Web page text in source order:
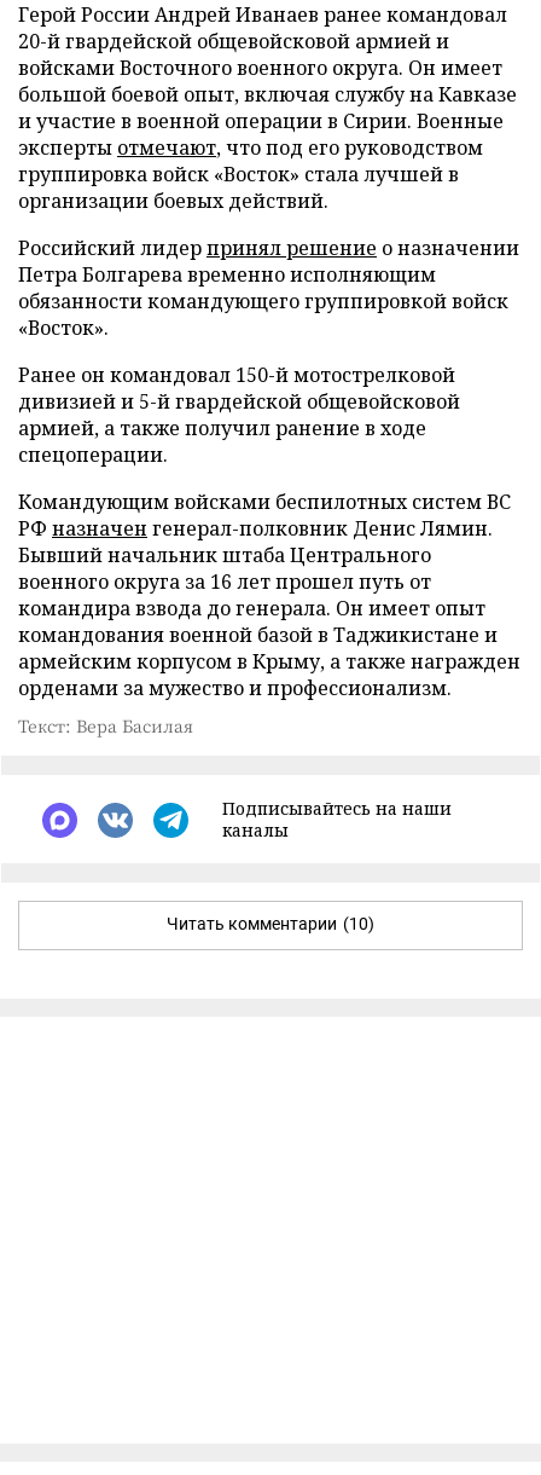
Герой России Андрей Иванаев ранее командовал
20-й гвардейской общевойсковой армией и
войсками Восточного военного округа. Он имеет
большой боевой опыт, включая службу на Кавказе
и участие в военной операции в Сирии. Военные
эксперты отмечают, что под его руководством
группировка войск «Восток» стала лучшей в
организации боевых действий.
Российский лидерпринял решение о назначении
Петра Болгарева временно исполняющим
обязанности командующего группировкой войск
«Восток».
Ранее он командовал 150-й мотострелковой
дивизией и 5-й гвардейской общевойсковой
армией, а также получил ранение в ходе
спецоперации.
Командующим войсками беспилотных систем ВС
РФ назначен генерал-полковник Денис Лямин.
Бывший начальник штаба Центрального
военного округа за 16 лет прошел путь от
командира взвода до генерала. Он имеет опыт
командования военной базой в Таджикистане и
армейским корпусом в Крыму, а также награжден
орденами за мужество и профессионализм.
Текст: Вера Басилая
Подписывайтесь на наши
каналы
Читать комментарии (10)